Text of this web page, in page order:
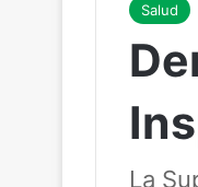
Salud
La